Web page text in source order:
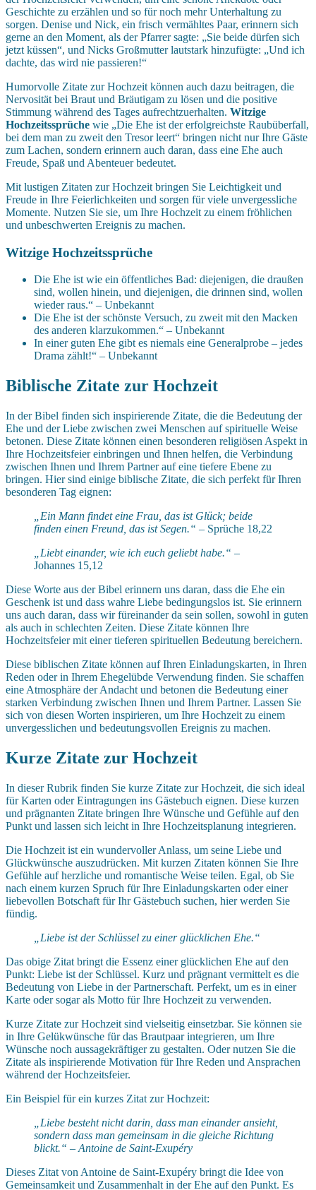
Geschichte zu erzählen und so für noch mehr Unterhaltung zu
sorgen. Denise und Nick, ein frisch vermähltes Paar, erinnern sich
gerne an den Moment, als der Pfarrer sagte: „Sie beide dürfen sich
jetzt küssen“, und Nicks Großmutter lautstark hinzufügte: „Und ich
dachte, das wird nie passieren!“
Humorvolle Zitate zur Hochzeit können auch dazu beitragen, die
Nervosität bei Braut und Bräutigam zu lösen und die positive
Stimmung während des Tages aufrechtzuerhalten. Witzige
Hochzeitssprüche wie „Die Ehe ist der erfolgreichste Raubüberfall,
bei dem man zu zweit den Tresor leert“ bringen nicht nur Ihre Gäste
zum Lachen, sondern erinnern auch daran, dass eine Ehe auch
Freude, Spaß und Abenteuer bedeutet.
Mit lustigen Zitaten zur Hochzeit bringen Sie Leichtigkeit und
Freude in Ihre Feierlichkeiten und sorgen für viele unvergessliche
Momente. Nutzen Sie sie, um Ihre Hochzeit zu einem fröhlichen
und unbeschwerten Ereignis zu machen.
Witzige Hochzeitssprüche
Die Ehe ist wie ein öffentliches Bad: diejenigen, die draußen
sind, wollen hinein, und diejenigen, die drinnen sind, wollen
wieder raus.“ – Unbekannt
Die Ehe ist der schönste Versuch, zu zweit mit den Macken
des anderen klarzukommen.“ – Unbekannt
In einer guten Ehe gibt es niemals eine Generalprobe – jedes
Drama zählt!“ – Unbekannt
Biblische Zitate zur Hochzeit
In der Bibel finden sich inspirierende Zitate, die die Bedeutung der
Ehe und der Liebe zwischen zwei Menschen auf spirituelle Weise
betonen. Diese Zitate können einen besonderen religiösen Aspekt in
Ihre Hochzeitsfeier einbringen und Ihnen helfen, die Verbindung
zwischen Ihnen und Ihrem Partner auf eine tiefere Ebene zu
bringen. Hier sind einige biblische Zitate, die sich perfekt für Ihren
besonderen Tag eignen:
„Ein Mann findet eine Frau, das ist Glück; beide
finden einen Freund, das ist Segen.“ – Sprüche 18,22
„Liebt einander, wie ich euch geliebt habe.“ –
Johannes 15,12
Diese Worte aus der Bibel erinnern uns daran, dass die Ehe ein
Geschenk ist und dass wahre Liebe bedingungslos ist. Sie erinnern
uns auch daran, dass wir füreinander da sein sollen, sowohl in guten
als auch in schlechten Zeiten. Diese Zitate können Ihre
Hochzeitsfeier mit einer tieferen spirituellen Bedeutung bereichern.
Diese biblischen Zitate können auf Ihren Einladungskarten, in Ihren
Reden oder in Ihrem Ehegelübde Verwendung finden. Sie schaffen
eine Atmosphäre der Andacht und betonen die Bedeutung einer
starken Verbindung zwischen Ihnen und Ihrem Partner. Lassen Sie
sich von diesen Worten inspirieren, um Ihre Hochzeit zu einem
unvergesslichen und bedeutungsvollen Ereignis zu machen.
Kurze Zitate zur Hochzeit
In dieser Rubrik finden Sie kurze Zitate zur Hochzeit, die sich ideal
für Karten oder Eintragungen ins Gästebuch eignen. Diese kurzen
und prägnanten Zitate bringen Ihre Wünsche und Gefühle auf den
Punkt und lassen sich leicht in Ihre Hochzeitsplanung integrieren.
Die Hochzeit ist ein wundervoller Anlass, um seine Liebe und
Glückwünsche auszudrücken. Mit kurzen Zitaten können Sie Ihre
Gefühle auf herzliche und romantische Weise teilen. Egal, ob Sie
nach einem kurzen Spruch für Ihre Einladungskarten oder einer
liebevollen Botschaft für Ihr Gästebuch suchen, hier werden Sie
fündig.
„Liebe ist der Schlüssel zu einer glücklichen Ehe.“
Das obige Zitat bringt die Essenz einer glücklichen Ehe auf den
Punkt: Liebe ist der Schlüssel. Kurz und prägnant vermittelt es die
Bedeutung von Liebe in der Partnerschaft. Perfekt, um es in einer
Karte oder sogar als Motto für Ihre Hochzeit zu verwenden.
Kurze Zitate zur Hochzeit sind vielseitig einsetzbar. Sie können sie
in Ihre Gelükwünsche für das Brautpaar integrieren, um Ihre
Wünsche noch aussagekräftiger zu gestalten. Oder nutzen Sie die
Zitate als inspirierende Motivation für Ihre Reden und Ansprachen
während der Hochzeitsfeier.
Ein Beispiel für ein kurzes Zitat zur Hochzeit:
„Liebe besteht nicht darin, dass man einander ansieht,
sondern dass man gemeinsam in die gleiche Richtung
blickt.“ – Antoine de Saint-Exupéry
Dieses Zitat von Antoine de Saint-Exupéry bringt die Idee von
Gemeinsamkeit und Zusammenhalt in der Ehe auf den Punkt. Es